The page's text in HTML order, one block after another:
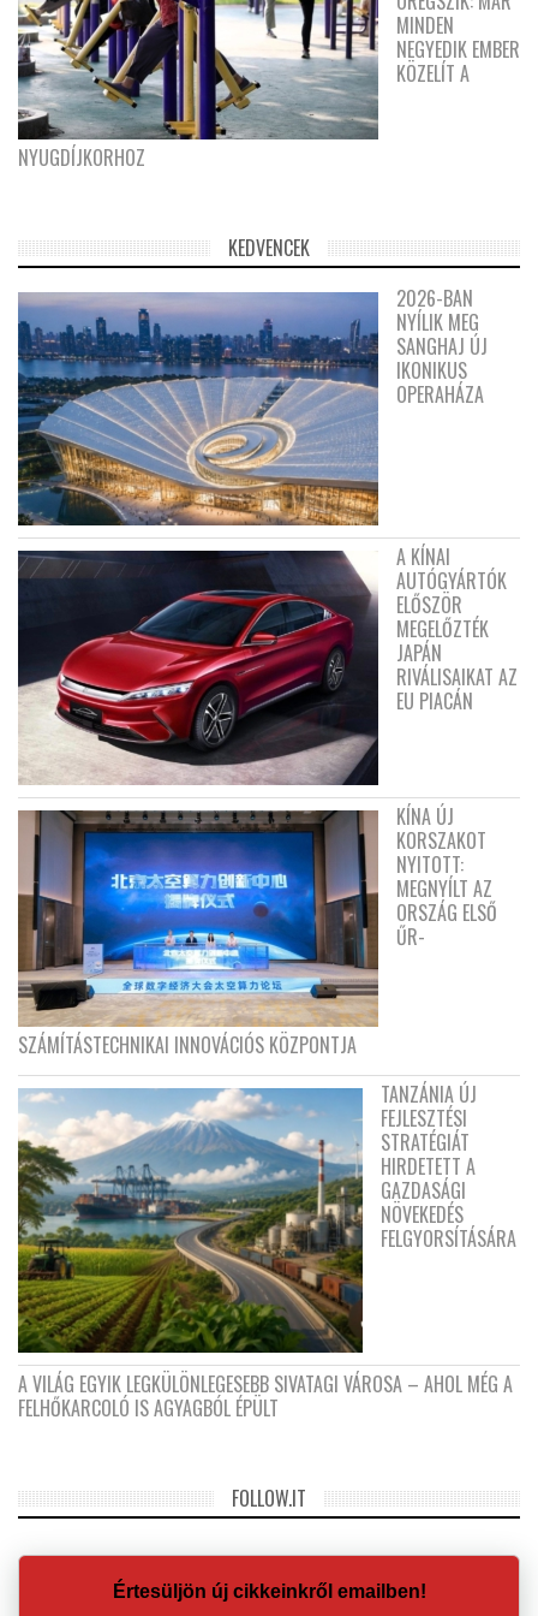
MINDEN
NEGYEDIK EMBER
KÖZELÍT A
NYUGDÍJKORHOZ
KEDVENCEK
2026-BAN
NYÍLIK MEG
SANGHAJ ÚJ
IKONIKUS
OPERAHÁZA
A KÍNAI
AUTÓGYÁRTÓK
ELŐSZÖR
MEGELŐZTÉK
JAPÁN
RIVÁLISAIKAT AZ
EU PIACÁN
KÍNA ÚJ
KORSZAKOT
NYITOTT:
MEGNYÍLT AZ
ORSZÁG ELSŐ
ŰR-
SZÁMÍTÁSTECHNIKAI INNOVÁCIÓS KÖZPONTJA
TANZÁNIA ÚJ
FEJLESZTÉSI
STRATÉGIÁT
HIRDETETT A
GAZDASÁGI
NÖVEKEDÉS
FELGYORSÍTÁSÁRA
A VILÁG EGYIK LEGKÜLÖNLEGESEBB SIVATAGI VÁROSA – AHOL MÉG A
FELHŐKARCOLÓ IS AGYAGBÓL ÉPÜLT
FOLLOW.IT
Értesüljön új cikkeinkről emailben!